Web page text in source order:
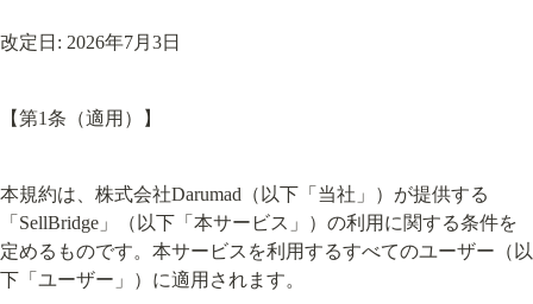
改定日: 2026年7月3日
【第1条（適用）】
本規約は、株式会社Darumad（以下「当社」）が提供する
「SellBridge」（以下「本サービス」）の利用に関する条件を
定めるものです。本サービスを利用するすべてのユーザー（以
下「ユーザー」）に適用されます。